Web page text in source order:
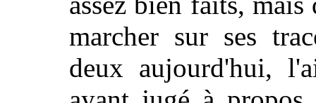
marcher sur ses
deux aujourd'hui,